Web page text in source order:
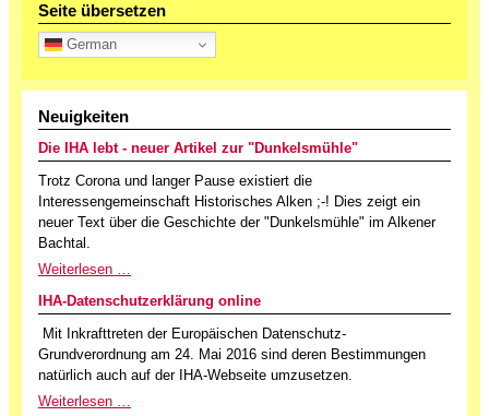
Seite übersetzen
German
Neuigkeiten
Die IHA lebt - neuer Artikel zur "Dunkelsmühle"
Trotz Corona und langer Pause existiert die
Interessengemeinschaft Historisches Alken ;-! Dies zeigt ein
neuer Text über die Geschichte der "Dunkelsmühle" im Alkener
Bachtal.
Weiterlesen …
IHA-Datenschutzerklärung online
Mit Inkrafttreten der Europäischen Datenschutz-
Grundverordnung am 24. Mai 2016 sind deren Bestimmungen
natürlich auch auf der IHA-Webseite umzusetzen.
Weiterlesen …